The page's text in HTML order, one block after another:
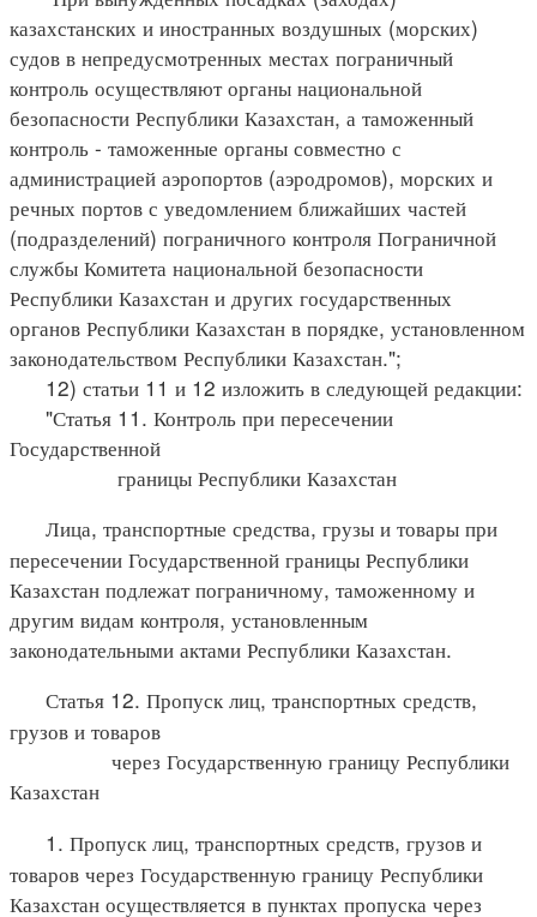
казахстанских и иностранных воздушных (морских)
судов в непредусмотренных местах пограничный
контроль осуществляют органы национальной
безопасности Республики Казахстан, а таможенный
контроль - таможенные органы совместно с
администрацией аэропортов (аэродромов), морских и
речных портов с уведомлением ближайших частей
(подразделений) пограничного контроля Пограничной
службы Комитета национальной безопасности
Республики Казахстан и других государственных
органов Республики Казахстан в порядке, установленном
законодательством Республики Казахстан.";
12) статьи 11 и 12 изложить в следующей редакции:
"Статья 11. Контроль при пересечении
Государственной
границы Республики Казахстан
Лица, транспортные средства, грузы и товары при
пересечении Государственной границы Республики
Казахстан подлежат пограничному, таможенному и
другим видам контроля, установленным
законодательными актами Республики Казахстан.
Статья 12. Пропуск лиц, транспортных средств,
грузов и товаров
через Государственную границу Республики
Казахстан
1. Пропуск лиц, транспортных средств, грузов и
товаров через Государственную границу Республики
Казахстан осуществляется в пунктах пропуска через